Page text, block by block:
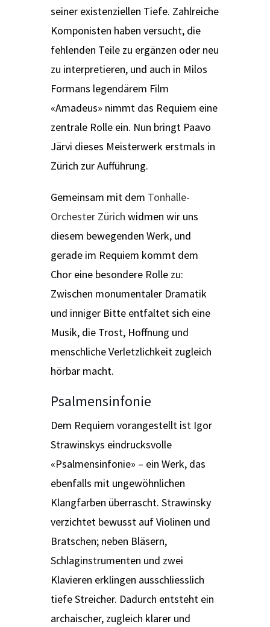
seiner existenziellen Tiefe. Zahlreiche
Komponisten haben versucht, die
fehlenden Teile zu ergänzen oder neu
zu interpretieren, und auch in Milos
Formans legendärem Film
«Amadeus» nimmt das Requiem eine
zentrale Rolle ein. Nun bringt Paavo
Järvi dieses Meisterwerk erstmals in
Zürich zur Aufführung.
Gemeinsam mit dem Tonhalle-
Orchester Zürich widmen wir uns
diesem bewegenden Werk, und
gerade im Requiem kommt dem
Chor eine besondere Rolle zu:
Zwischen monumentaler Dramatik
und inniger Bitte entfaltet sich eine
Musik, die Trost, Hoffnung und
menschliche Verletzlichkeit zugleich
hörbar macht.
Psalmensinfonie
Dem Requiem vorangestellt ist Igor
Strawinskys eindrucksvolle
«Psalmensinfonie» – ein Werk, das
ebenfalls mit ungewöhnlichen
Klangfarben überrascht. Strawinsky
verzichtet bewusst auf Violinen und
Bratschen; neben Bläsern,
Schlaginstrumenten und zwei
Klavieren erklingen ausschliesslich
tiefe Streicher. Dadurch entsteht ein
archaischer, zugleich klarer und